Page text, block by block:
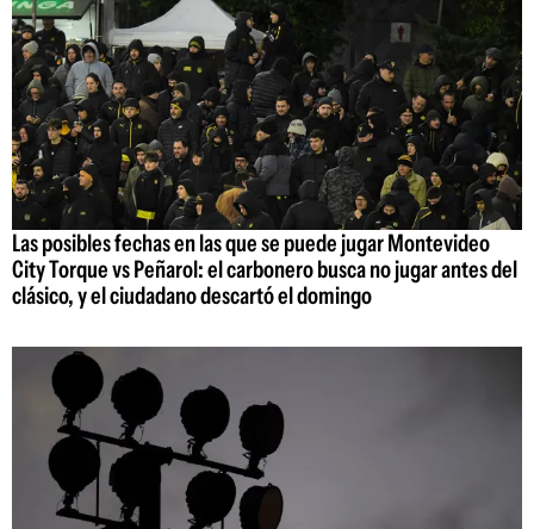
Las posibles fechas en las que se puede jugar Montevideo
City Torque vs Peñarol: el carbonero busca no jugar antes del
clásico, y el ciudadano descartó el domingo